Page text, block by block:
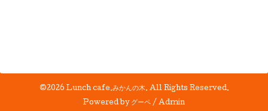
©2026Lunch cafe.みかんの木. All Rights Reserved.
Powered by グーペ / Admin